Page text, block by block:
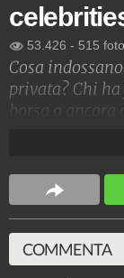
53.426 - 515 foto
Cosa
privata? Chi
borsa o
Kristen Stewart
1.515.304.581
COMMENTA